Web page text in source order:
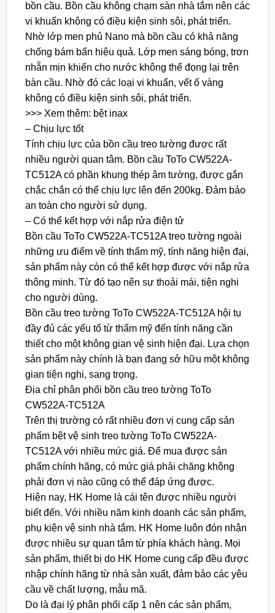
bồn cầu. Bồn cầu không chạm sàn nhà tắm nên các
vi khuẩn không có điều kiện sinh sôi, phát triển.
Nhờ lớp men phủ Nano mà bồn cầu có khả năng
chống bám bẩn hiệu quả. Lớp men sáng bóng, trơn
nhẵn mịn khiến cho nước không thể đọng lại trên
bàn cầu. Nhờ đó các loại vi khuẩn, vết ố vàng
không có điều kiện sinh sôi, phát triển.
>>> Xem thêm: bệt inax
– Chịu lực tốt
Tính chịu lực của bồn cầu treo tường được rất
nhiều người quan tâm. Bồn cầu ToTo CW522A-
TC512A có phần khung thép âm tường, được gắn
chắc chắn có thể chịu lực lên đến 200kg. Đảm bảo
an toàn cho người sử dụng.
– Có thể kết hợp với nắp rửa điện tử
Bồn cầu ToTo CW522A-TC512A treo tường ngoài
những ưu điểm về tính thẩm mỹ, tính năng hiện đại,
sản phẩm này còn có thể kết hợp được với nắp rửa
thông minh. Từ đó tạo nên sự thoải mái, tiện nghi
cho người dùng.
Bồn cầu treo tường ToTo CW522A-TC512A hội tụ
đầy đủ các yếu tố từ thẩm mỹ đến tính năng cần
thiết cho một không gian vệ sinh hiện đại. Lựa chọn
sản phẩm này chính là bạn đang sở hữu một không
gian tiện nghi, sang trọng.
Địa chỉ phân phối bồn cầu treo tường ToTo
CW522A-TC512A
Trên thị trường có rất nhiều đơn vị cung cấp sản
phẩm bệt vệ sinh treo tường ToTo CW522A-
TC512A với nhiều mức giá. Để mua được sản
phẩm chính hãng, có mức giá phải chăng không
phải đơn vị nào cũng có thể đáp ứng được.
Hiện nay, HK Home là cái tên được nhiều người
biết đến. Với nhiều năm kinh doanh các sản phẩm,
phụ kiện vệ sinh nhà tắm. HK Home luôn đón nhận
được nhiều sự quan tâm từ phía khách hàng. Mọi
sản phẩm, thiết bị do HK Home cung cấp đều được
nhập chính hãng từ nhà sản xuất, đảm bảo các yêu
cầu về chất lượng, mẫu mã.
Do là đại lý phân phối cấp 1 nên các sản phẩm,